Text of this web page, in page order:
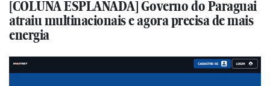
[COLUNA ESPLANADA] Governo do Paraguai
atraiu multinacionais e agora precisa de mais
energia